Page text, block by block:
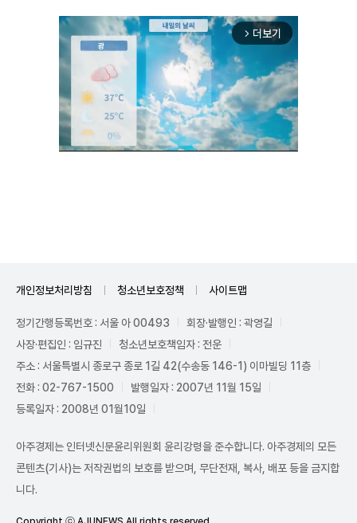
arrow_forward_ios 더보기
개인정보처리방침 청소년보호정책 사이트맵
정기간행등록번호 : 서울 아 00493
회장·발행인 : 곽영길
사장·편집인 : 임규진
청소년보호책임자 : 전운
주소 : 서울특별시 종로구 종로 1길 42(수송동 146-1) 이마빌딩 11층
전화 : 02-767-1500
발행일자 : 2007년 11월 15일
등록일자 : 2008년 01월10일
아주경제는 인터넷신문윤리위원회 윤리강령을 준수합니다. 아주경제의 모든
콘텐츠(기사)는 저작권법의 보호를 받으며, 무단전재, 복사, 배포 등을 금지합
니다.